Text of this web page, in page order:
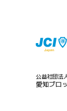
公益社団法
愛知ブロ